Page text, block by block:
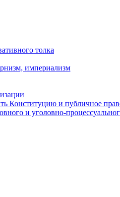
толка
империализм
Конституцию и публичное
и уголовно-